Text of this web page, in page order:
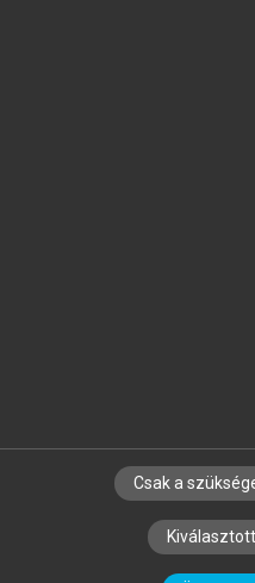
SZERZŐKNEK
SZERKESZTÉSI ÉS
Csak a